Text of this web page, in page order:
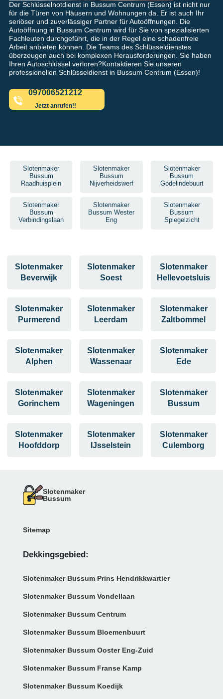
Der Schlüsselnotdienst in Bussum Centrum (Essen) ist nicht nur
für die Türen von Häusern und Wohnungen da. Er ist auch Ihr
seriöser und zuverlässiger Partner für Autoöffnungen. Die
Autoöffnung in Bussum Centrum wird für Sie von spezialisierten
Fachleuten durchgeführt, die in der Regel eine schadenfreie
Arbeit anbieten können. Die Teams des Schlüsseldienstes
überzeugen auch bei komplexen Herausforderungen. Sie haben
Ihren Autoschlüssel verloren?Kontaktieren Sie unseren
professionellen Schlüsseldienst in Bussum Centrum (Essen)!
097006521212
Jetzt anrufen!!
Slotenmaker
Bussum
Raadhuisplein
Slotenmaker
Bussum
Nijverheidswerf
Slotenmaker
Bussum
Godelindebuurt
Slotenmaker
Bussum
Verbindingslaan
Slotenmaker
Bussum Wester
Eng
Slotenmaker
Bussum
Spiegelzicht
Slotenmaker
Beverwijk
Slotenmaker
Soest
Slotenmaker
Hellevoetsluis
Slotenmaker
Purmerend
Slotenmaker
Leerdam
Slotenmaker
Zaltbommel
Slotenmaker
Alphen
Slotenmaker
Wassenaar
Slotenmaker
Ede
Slotenmaker
Gorinchem
Slotenmaker
Wageningen
Slotenmaker
Bussum
Slotenmaker
Hoofddorp
Slotenmaker
IJsselstein
Slotenmaker
Culemborg
Slotenmaker
Bussum
Sitemap
Dekkingsgebied:
Slotenmaker Bussum Prins Hendrikkwartier
Slotenmaker Bussum Vondellaan
Slotenmaker Bussum Centrum
Slotenmaker Bussum Bloemenbuurt
Slotenmaker Bussum Ooster Eng-Zuid
Slotenmaker Bussum Franse Kamp
Slotenmaker Bussum Koedijk